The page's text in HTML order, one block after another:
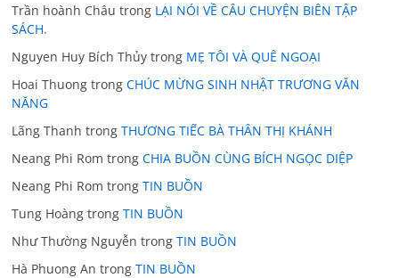
Trần hoành Châu trong LẠI NÓI VỀ CÂU CHUYỆN BIÊN TẬP
SÁCH.
Nguyen Huy Bích Thủy trong MẸ TÔI VÀ QUÊ NGOẠI
Hoai Thuong trongCHÚC MỪNG SINH NHẬT TRƯƠNG VĂN
NĂNG
Lãng Thanh trongTHƯƠNG TIẾC BÀ THÂN THỊ KHÁNH
Neang Phi Rom trongCHIA BUỒN CÙNG BÍCH NGỌC DIỆP
Neang Phi Rom trongTIN BUỒN
Tung Hoàng trongTIN BUỒN
Như Thường Nguyễn trongTIN BUỒN
Hà Phuong An trongTIN BUỒN